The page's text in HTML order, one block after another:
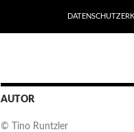
AUTOR
© Tino Runtzler